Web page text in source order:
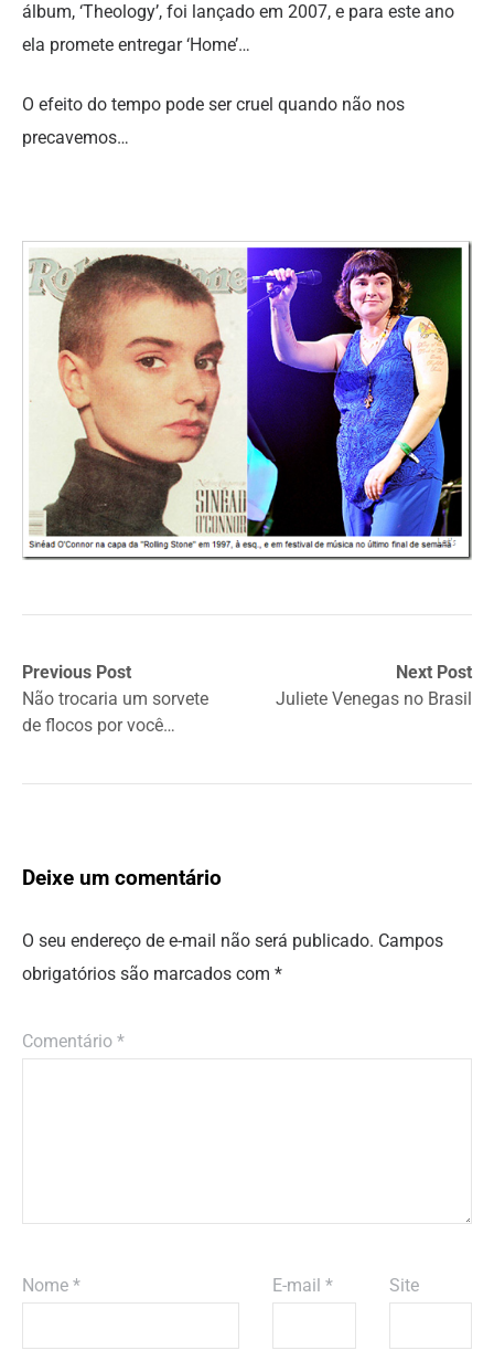
álbum, ‘Theology’, foi lançado em 2007, e para este ano
ela promete entregar ‘Home’…
O efeito do tempo pode ser cruel quando não nos
precavemos…
Previous Post
Não trocaria um sorvete
de flocos por você…
Next Post
Juliete Venegas no Brasil
Deixe um comentário
O seu endereço de e-mail não será publicado. Campos
obrigatórios são marcados com *
Comentário *
Nome * E-mail * Site